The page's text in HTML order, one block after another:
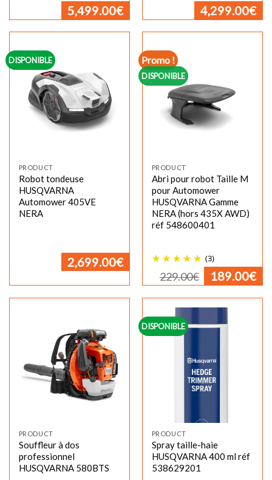
5,499.00€ 4,299.00€
DISPONIBLE
PRODUCT
Robot tondeuse
HUSQVARNA
Automower 405VE
NERA
2,699.00€
Promo !
DISPONIBLE
PRODUCT
Abri pour robot Taille M
pour Automower
HUSQVARNA Gamme
NERA (hors 435X AWD)
réf 548600401
(3)
229.00€ Le
prix
initial
229.00€.
189.00€ Le
PRODUCT
Souffleur à dos
professionnel
HUSQVARNA 580BTS
DISPONIBLE
PRODUCT
Spray taille-haie
HUSQVARNA 400 ml réf
538629201